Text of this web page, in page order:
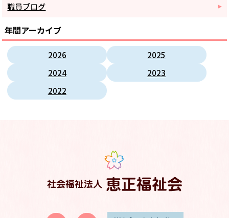
職員ブログ
年間アーカイブ
2026
2025
2024
2023
2022